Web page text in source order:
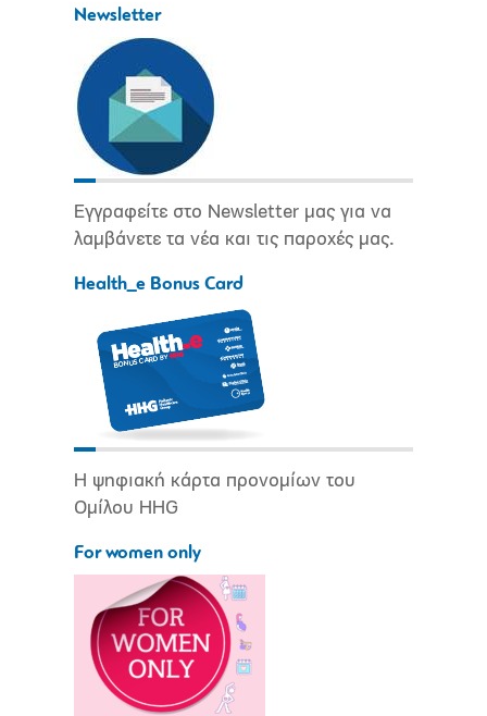
Newsletter
Εγγραφείτε στο Newsletter μας για να
λαμβάνετε τα νέα και τις παροχές μας.
Health_e Bonus Card
Η ψηφιακή κάρτα προνομίων του
Ομίλου HHG
For women only